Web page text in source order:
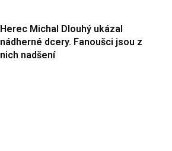
Herec Michal Dlouhý ukázal
nádherné dcery. Fanoušci jsou z
nich nadšení